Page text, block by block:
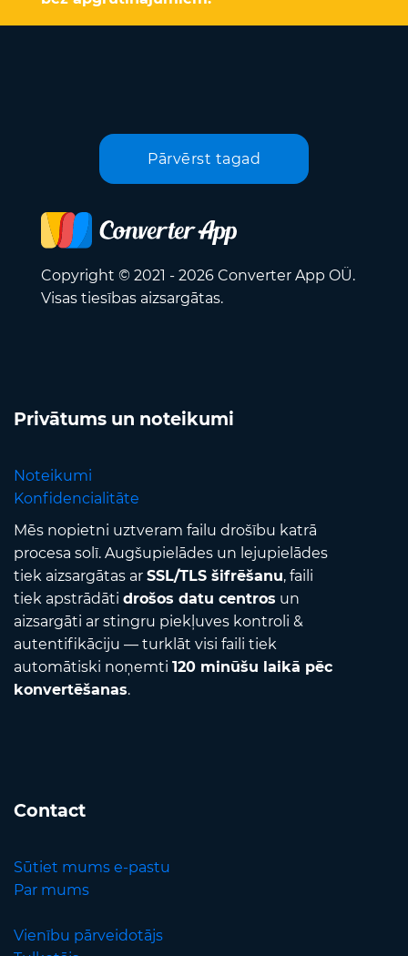
Pārvērst tagad
Copyright © 2021 - 2026 Converter App OÜ.
Visas tiesības aizsargātas.
Privātums un noteikumi
Noteikumi
Konfidencialitāte
Mēs nopietni uztveram failu drošību katrā
procesa solī. Augšupielādes un lejupielādes
tiek aizsargātas ar SSL/TLS šifrēšanu, faili
tiek apstrādāti drošos datu centros un
aizsargāti ar stingru piekļuves kontroli &
autentifikāciju — turklāt visi faili tiek
automātiski noņemti 120 minūšu laikā pēc
konvertēšanas.
Contact
Sūtiet mums e-pastu
Par mums
Vienību pārveidotājs